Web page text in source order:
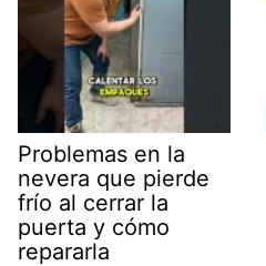
Problemas en la
nevera que pierde
frío al cerrar la
puerta y cómo
repararla